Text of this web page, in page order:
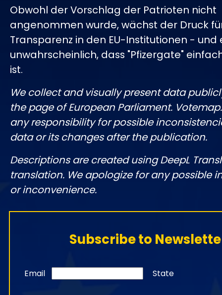
Obwohl der Vorschlag der Patrioten nicht
angenommen wurde, wächst der Druck
Transparenz in den EU-Institutionen - und
unwahrscheinlich, dass "Pfizergate"
ist.
We collect and visually present data
the page of European Parliament.
any responsibility for possible
data or its changes after the publication.
Descriptions are created using DeepL
translation. We apologize for any possible
or inconvenience.
Subscribe to
Email State